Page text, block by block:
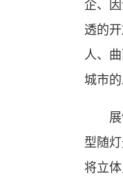
企、
透的
人、
城市
展馆
型随
将立